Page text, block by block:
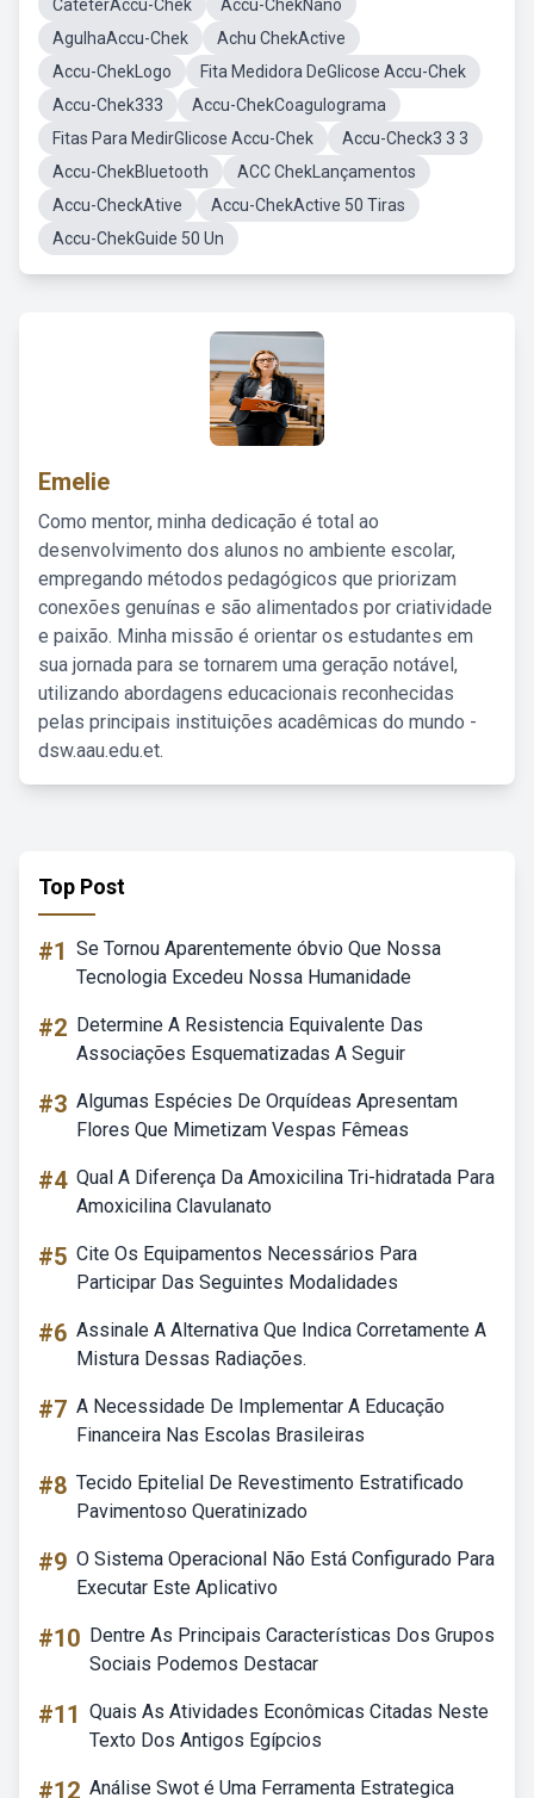
CateterAccu-Chek
Accu-ChekNano
AgulhaAccu-Chek
Achu ChekActive
Accu-ChekLogo
Fita Medidora DeGlicose Accu-Chek
Accu-Chek333
Accu-ChekCoagulograma
Fitas Para MedirGlicose Accu-Chek
Accu-Check3 3 3
Accu-ChekBluetooth
ACC ChekLançamentos
Accu-CheckAtive
Accu-ChekActive 50 Tiras
Accu-ChekGuide 50 Un
Emelie
Como mentor, minha dedicação é total ao
desenvolvimento dos alunos no ambiente escolar,
empregando métodos pedagógicos que priorizam
conexões genuínas e são alimentados por criatividade
e paixão. Minha missão é orientar os estudantes em
sua jornada para se tornarem uma geração notável,
utilizando abordagens educacionais reconhecidas
pelas principais instituições acadêmicas do mundo -
dsw.aau.edu.et.
Top Post
#1 Se Tornou Aparentemente óbvio Que Nossa
Tecnologia Excedeu Nossa Humanidade
#2 Determine A Resistencia Equivalente Das
Associações Esquematizadas A Seguir
#3 Algumas Espécies De Orquídeas Apresentam
Flores Que Mimetizam Vespas Fêmeas
#4 Qual A Diferença Da Amoxicilina Tri-hidratada Para
Amoxicilina Clavulanato
#5 Cite Os Equipamentos Necessários Para
Participar Das Seguintes Modalidades
#6 Assinale A Alternativa Que Indica Corretamente A
Mistura Dessas Radiações.
#7 A Necessidade De Implementar A Educação
Financeira Nas Escolas Brasileiras
#8 Tecido Epitelial De Revestimento Estratificado
Pavimentoso Queratinizado
#9 O Sistema Operacional Não Está Configurado Para
Executar Este Aplicativo
#10 Dentre As Principais Características Dos Grupos
Sociais Podemos Destacar
#11 Quais As Atividades Econômicas Citadas Neste
Texto Dos Antigos Egípcios
#12 Análise Swot é Uma Ferramenta Estrategica